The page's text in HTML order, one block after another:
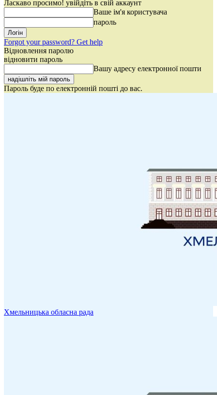
Ласкаво просимо! увійдіть в свій аккаунт
Ваше ім'я користувача
пароль
Forgot your password? Get help
Відновлення паролю
відновити пароль
Вашу адресу електронної пошти
Пароль буде по електронній пошті до вас.
Хмельницька обласна рада